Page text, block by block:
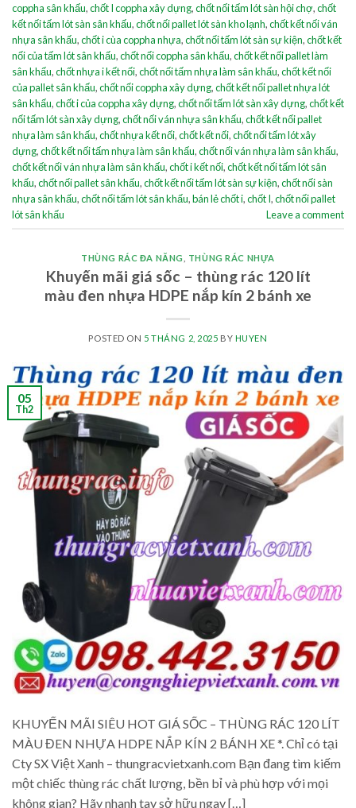
coppha sân khấu,chốt I coppha xây dựng,chốt nối tấm lót sàn hội chợ,chốt
kết nối tấm lót sàn sân khấu,chốt nối pallet lót sàn kho lạnh,chốt kết nối ván
nhựa sân khấu,chốt i cùa coppha nhựa,chốt nối tấm lót sàn sự kiện,chốt kết
nối của tấm lót sân khấu,chốt nối coppha sân khấu,chốt kết nối pallet làm
sân khấu,chốt nhựa i kết nối,chốt nối tấm nhựa làm sân khấu,chốt kết nối
của pallet sân khấu,chốt nối coppha xây dựng,chốt kết nối pallet nhựa lót
sân khấu,chốt i của coppha xây dựng,chốt nối tấm lót sàn xây dựng,chốt kết
nối tấm lót sàn xây dựng,chốt nối ván nhựa sân khấu,chốt kết nối pallet
nhựa làm sân khấu,chốt nhựa kết nối,chốt kết nối,chốt nối tấm lót xây
dựng,chốt kết nối tấm nhựa làm sân khấu,chốt nối ván nhựa làm sân khấu,
chốt kết nối ván nhựa làm sân khấu,chốt i kết nối,chốt kết nối tấm lót sân
khấu,chốt nối pallet sân khấu,chốt kết nối tấm lót sàn sự kiện,chốt nối sàn
nhựa sân khấu,chốt nối tấm lót sân khấu,bán lẻ chốt i,chốt I,chốt nối pallet
lót sân khấu
Leave a comment
THÙNG RÁC ĐA NĂNG THÙNG RÁC NHỰA
Khuyến mãi giá sốc – thùng rác 120 lít
màu đen nhựa HDPE nắp kín 2 bánh xe
POSTED ON 5 THÁNG 2, 2025 BY HUYEN
05
Th2
KHUYẾN MÃI SIÊU HOT GIÁ SỐC – THÙNG RÁC 120 LÍT
MÀU ĐEN NHỰA HDPE NẮP KÍN 2 BÁNH XE *. Chỉ có tại
Cty SX Việt Xanh – thungracvietxanh.com Bạn đang tìm kiếm
một chiếc thùng rác chất lượng, bền bỉ và phù hợp với mọi
không gian? Hãy nhanh tay sở hữu ngay […]